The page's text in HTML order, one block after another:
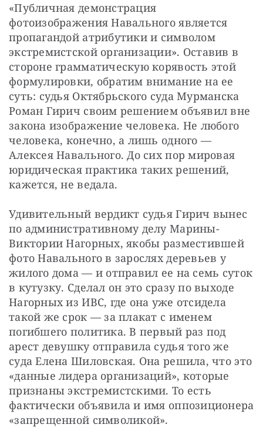
«Публичная демонстрация
фотоизображения Навального является
пропагандой атрибутики и символом
экстремистской организации». Оставив в
стороне грамматическую корявость этой
формулировки, обратим внимание на ее
суть: судья Октябрьского суда Мурманска
Роман Гирич своим решением объявил вне
закона изображение человека. Не любого
человека, конечно, а лишь одного —
Алексея Навального. До сих пор мировая
юридическая практика таких решений,
кажется, не ведала.
Удивительный вердикт судья Гирич вынес
по административному делу Марины-
Виктории Нагорных, якобы разместившей
фото Навального в зарослях деревьев у
жилого дома — и отправил ее на семь суток
в кутузку. Сделал он это сразу по выходе
Нагорных из ИВС, где она уже отсидела
такой же срок — за плакат с именем
погибшего политика. В первый раз под
арест девушку отправила судья того же
суда Елена Шиловская. Она решила, что это
«данные лидера организаций», которые
признаны экстремистскими. То есть
фактически объявила и имя оппозиционера
«запрещенной символикой».